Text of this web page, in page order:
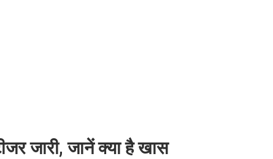
जारी, जानें क्या है खास